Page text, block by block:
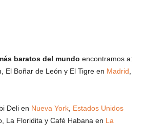
baratos del mundo encontramos a:
El Boñar de León y El Tigre en Madrid
Deli en Nueva York Estados Unidos
La Floridita y Café Habana en La